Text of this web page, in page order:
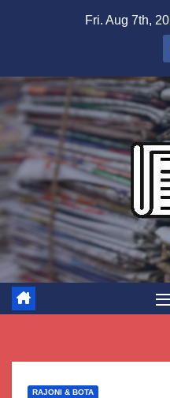
Fri. Aug 7th,
RAJONI & BOTA